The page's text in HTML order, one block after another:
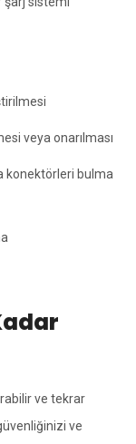
veya onarılması
konektörleri bulma
ve tekrar
ve